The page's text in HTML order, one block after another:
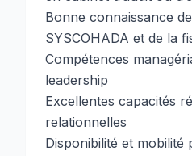
Bonne connaissance
SYSCOHADA et de la
Compétences
leadership
Excellentes capacités
relationnelles
Disponibilité et mobilité